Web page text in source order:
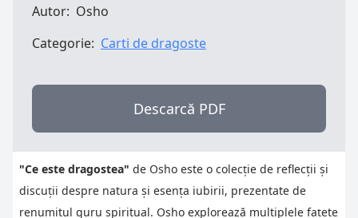
Autor: Osho
Categorie: Carti de dragoste
Descarcă PDF
"Ce este dragostea" de Osho este o colecție de reflecții și
discuții despre natura și esența iubirii, prezentate de
renumitul guru spiritual. Osho explorează multiplele fațete